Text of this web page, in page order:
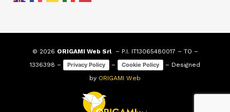
© 2026 ORIGAMI Web Srl– P.I. IT13065480017 – TO –
1336398 –
Privacy Policy – Cookie Policy
– Designed
by ORIGAMI Web